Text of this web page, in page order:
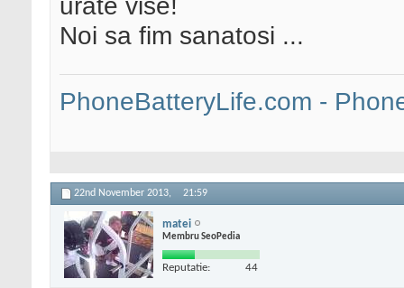
Noi sa fim sanatosi ...
PhoneBatteryLife.com -
22nd November 2013, 21:59
matei
Membru SeoPedia
Reputatie: 44